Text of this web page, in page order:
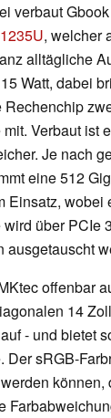
verbaut
, welcher
alltägliche
Watt, dabei
Verbaut ist
Je nach
eine 512
Einsatz, wobei
über PCIe
ausgetauscht
offenbar
14
- und bietet
Der sRGB-
können,